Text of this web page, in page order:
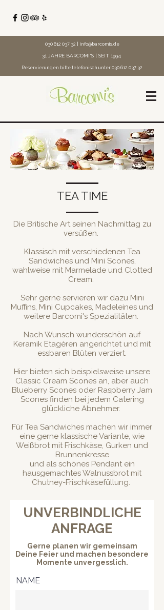
030 612 037 32 info@barcomis.de
31 JAHRE BARCOMI'S | SEIT 1994
Reservierungen bitte telefonisch unter 030 612 037 32
TEA TIME
Die Britische Art seinen Nachmittag zu
versüßen.
Klassisch mit verschiedenen Tea
Sandwiches und Mini Scones,
wahlweise mit Marmelade und Clotted
Cream.
Sehr gerne servieren wir dazu Mini
Muffins, Mini Cupcakes, Madeleines und
weitere Barcomi's Spezialitäten.
Nach Wunsch wunderschön auf
Keramik Etagèren angerichtet und mit
essbaren Blüten verziert.
Hier bieten sich beispielsweise unsere
Classic Cream Scones an, aber auch
Blueberry Scones oder Raspberry Jam
Scones finden bei jedem Catering
glückliche Abnehmer.
Für Tea Sandwiches machen wir immer
eine gerne klassische Variante, wie
Weißbrot mit Frischkäse, Gurken und
Brunnenkresse
und als schönes Pendant ein
hausgemachtes Walnussbrot mit
Chutney-Frischkäsefüllung.
UNVERBINDLICHE
ANFRAGE
Gerne planen wir gemeinsam
Deine Feier und machen besondere
Momente unvergesslich.
NAME